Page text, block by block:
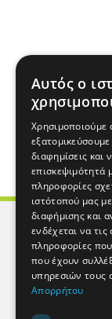
Αυτός ο
Χρησιμοποιούμε
διαφημίσεις και
επισκεψιμότητά
πληροφορίες
ιστότοπού μας
διαφήμισης και
ενδέχεται να
πληροφορίες
που έχουν
υπηρεσιών τους
Απορρήτου